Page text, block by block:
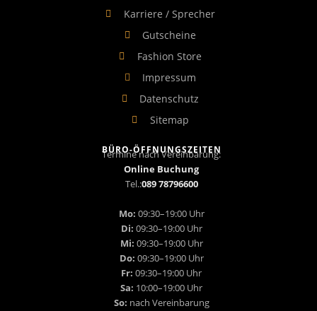
BÜRO-ÖFFNUNGSZEITEN
Termine nach Vereinbarung:
Online Buchung
Tel.:089 78796600
Mo: 09:30–19:00 Uhr
Di: 09:30–19:00 Uhr
Mi: 09:30–19:00 Uhr
Do: 09:30–19:00 Uhr
Fr: 09:30–19:00 Uhr
Sa: 10:00–19:00 Uhr
So: nach Vereinbarung
Karriere / Sprecher
Gutscheine
Fashion Store
Impressum
Datenschutz
Sitemap